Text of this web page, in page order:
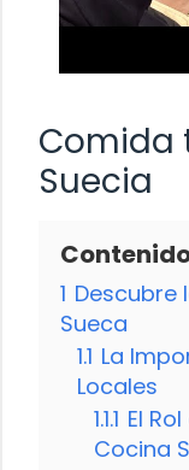
Comida
Suecia
1 Descubre
Sueca
1.1 La
Locales
1.1.1 El
Cocina